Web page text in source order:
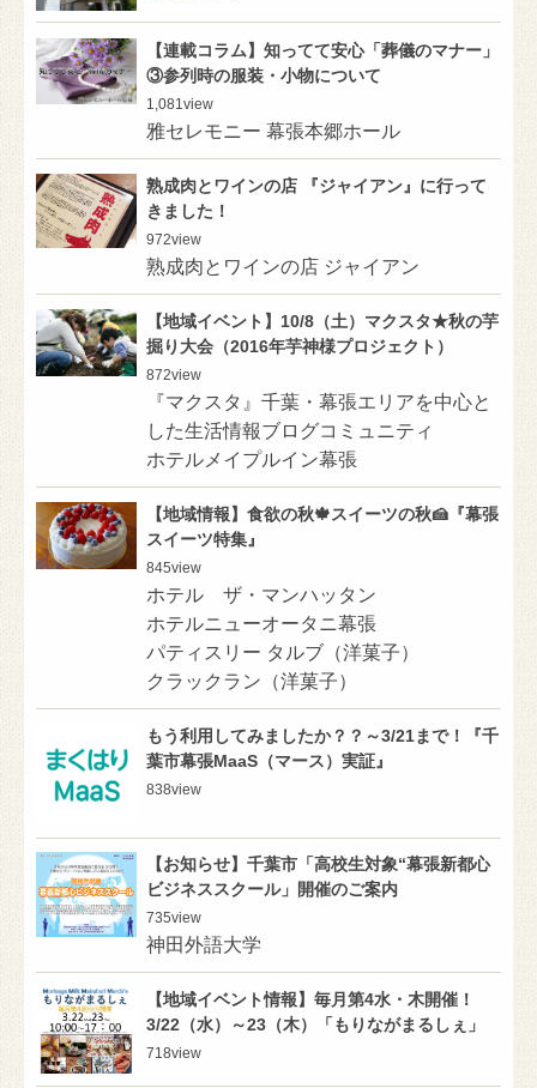
【連載コラム】知ってて安心「葬儀のマナー」
③参列時の服装・小物について
1,081view
雅セレモニー 幕張本郷ホール
熟成肉とワインの店 『ジャイアン』に行って
きました！
972view
熟成肉とワインの店 ジャイアン
【地域イベント】10/8（土）マクスタ★秋の芋
掘り大会（2016年芋神様プロジェクト）
872view
『マクスタ』千葉・幕張エリアを中心と
した生活情報ブログコミュニティ
ホテルメイプルイン幕張
【地域情報】食欲の秋🍁スイーツの秋🍰『幕張
スイーツ特集』
845view
ホテル ザ・マンハッタン
ホテルニューオータニ幕張
パティスリー タルブ（洋菓子）
クラックラン（洋菓子）
もう利用してみましたか？？～3/21まで！『千
葉市幕張MaaS（マース）実証』
838view
【お知らせ】千葉市「高校生対象“幕張新都心
ビジネススクール」開催のご案内
735view
神田外語大学
【地域イベント情報】毎月第4水・木開催！
3/22（水）～23（木）「もりながまるしぇ」
718view